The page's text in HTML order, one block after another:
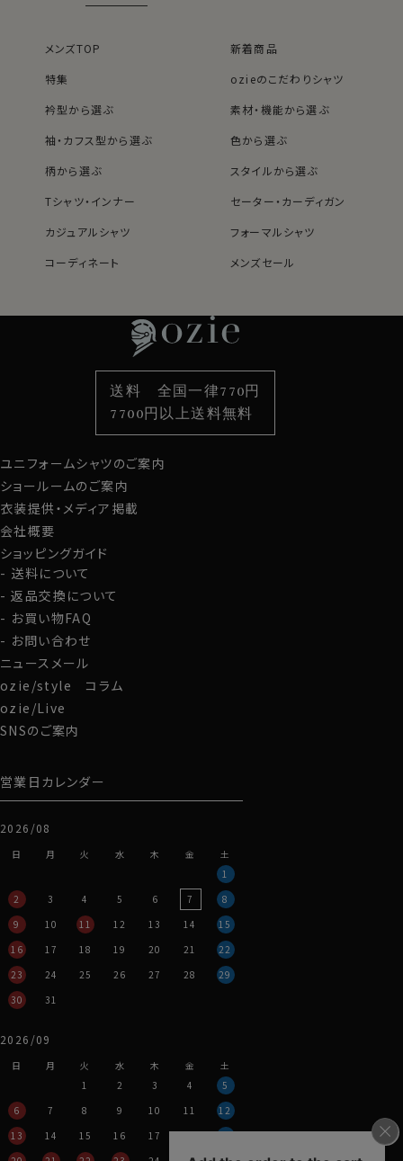
衿開きのきれいなノータイ専用オープンカラーのイタリア
ンワイドカラー。
カジュアルはもちろん、スーツやジャケットと合わせてビ
広範囲にコーディネイトできる人気のソフトストレッチシ
▲写真着用モデルの寸法/cm (Mサイズ着用)
メンズTOP
新着商品
特集
ozieのこだわりシャツ
衿型から選ぶ
素材・機能から選ぶ
袖・カフス型から選ぶ
色から選ぶ
柄から選ぶ
スタイルから選ぶ
Tシャツ・インナー
セーター・カーディガン
カジュアルシャツ
フォーマルシャツ
コーディネート
メンズセール
袖・カフス型から選ぶ
色から選ぶ
柄から選ぶ
スタイルから選ぶ
カジュアルシャツ
定番シャツ
カフスボタン
サスペンダー
財布・名刺入れ
バッグ
ストール・マフラー
グローブ
ユニフォームシャツのご案内
ショールームのご案内
衣装提供・メディア掲載
会社概要
ショッピングガイド
送料について
返品交換について
お買い物FAQ
お問い合わせ
ニュースメール
ozie/style コラム
ozie/Live
SNSのご案内
営業日カレンダー
2026/08
日 月 火 水 木 金
土
1
2
3 4 5 6 7
8
9
10 11 12 13 14
15
16
17 18 19 20 21
22
23
24 25 26 27 28
29
30
31
2026/09
日 月 火 水 木 金
土
1
2 3 4
5
6
7 8 9 10 11
12
13
14 15 16 17 18
19
送料 全国一律770円
7700円以上送料無料